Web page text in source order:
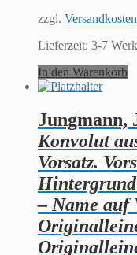
zzgl. Versandkosten
Lieferzeit: 3-7
In den Warenkorb
Jungmann,
Konvolut
Vorsatz.
Hintergrund
– Name auf